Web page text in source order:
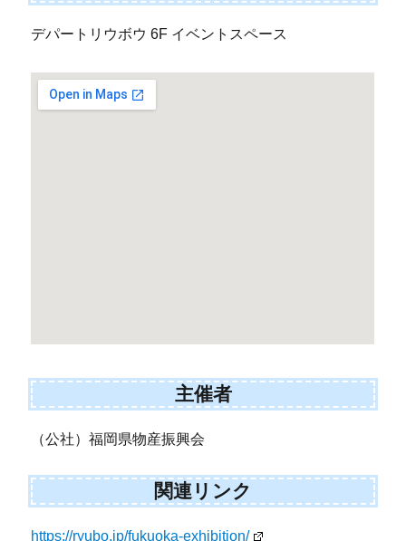
デパートリウボウ 6F イベントスペース
主催者
（公社）福岡県物産振興会
関連リンク
https://ryubo.jp/fukuoka-exhibition/